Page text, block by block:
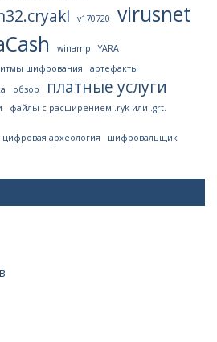
v170720 virusnet
winamp
YARA
шифрования
артефакты
обзор платные услуги
файлы с расширением .ryk или .grt.
цифровая археология шифровальщик